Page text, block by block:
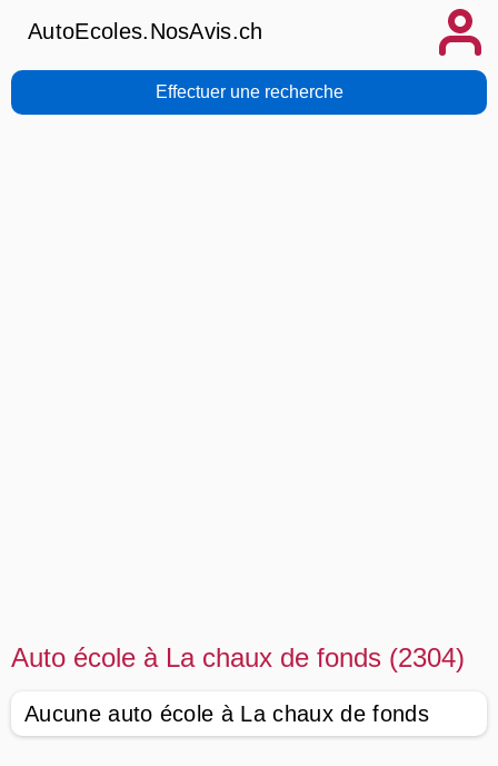
AutoEcoles.NosAvis.ch
Effectuer une recherche
Auto école à La chaux de fonds (2304)
Aucune auto école à La chaux de fonds